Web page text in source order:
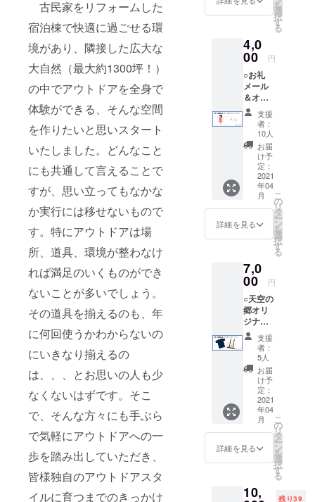
古民家をリフォームした
宿泊棟で快適に過ごせる環
境があり、隣接した広大な
大自然（最大約1300坪！）
の中でアウトドアを全身で
体験ができる、そんな空間
を作りたいと思いスタート
いたしました。どんなこと
にも共通して言えることで
すが、思い立ってもなかな
か実行には移せないもので
す。特にアウトドアは場
所、道具、環境が整わなけ
れば満足のいくものができ
ないことが多いでしょう。
その道具を揃えるのも、年
に何回使うかわからないの
にいきなり揃えるの
は、、、とお思いの人も少
なくないはずです。そこ
で、そんな方々にも手ぶら
で気軽にアウトドアへの一
歩を踏み出していただき、
皆様独自のアウトドアスタ
イルに育つまでのきっかけ
オリジ
ナルロ
入った2
色ボー
ルペン
になり
ます！
※イメー
ジです
ので、
実物と
色、デ
ザイ
ン、サ
イズ、
形状等
が異な
る場合
がござ
を
選
択
す
る
4,0
00 円
○お礼
メール
＆オリ
ジナル
ロゴ入
りフェ
イスタ
オル 天
空の郷
プロ
ジェク
トから
のお礼
メール
と、天
空の郷
ナルロ
ゴが
入った
フェイ
スタオ
ルにな
りま
す！ ※
イメー
ジです
ので、
実物と
色、デ
ザイ
ン、サ
イズ等
が若干
ます。
支援
者：
10人
お届
け予
定：
2021
年04
月
詳細を見る
こ
の
リ
タ
ー
ン
を
選
択
す
る
7,0
00 円
○天空の
郷オリ
ジナルT
シャツ
＆ロゴ
入り
トート
バック
オリジ
ナルロ
ゴ入りT
シャツ
とお買
い物に
便利な
トート
のセッ
支援
者：
5人
お届
け予
定：
2021
年04
月
詳細を見る
こ
の
リ
タ
ー
ン
を
選
択
す
る
10, 残り39